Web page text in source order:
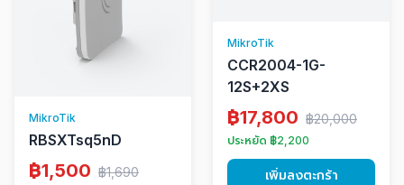
MikroTik
RBSXTsq5nD
฿1,500 ฿1,690
MikroTik
CCR2004-1G-
12S+2XS
฿17,800 ฿20,000
ประหยัด ฿2,200
เพิ่มลงตะกร้า